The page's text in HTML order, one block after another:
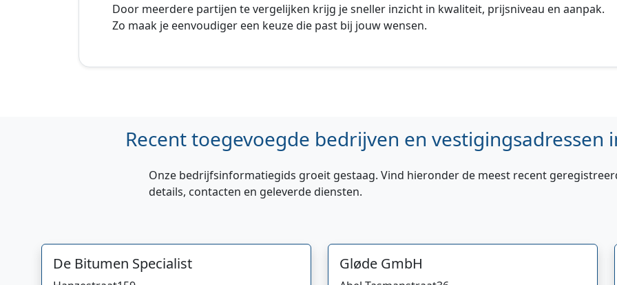
Door meerdere partijen te vergelijken krijg je sneller inzicht in kwaliteit, prijsniveau en aanpak.
Zo maak je eenvoudiger een keuze die past bij jouw wensen.
Recent toegevoegde bedrijven en vestigingsadressen
Onze bedrijfsinformatiegids groeit gestaag. Vind hieronder de meest recent
details, contacten en geleverde diensten.
De Bitumen Specialist Gløde GmbH